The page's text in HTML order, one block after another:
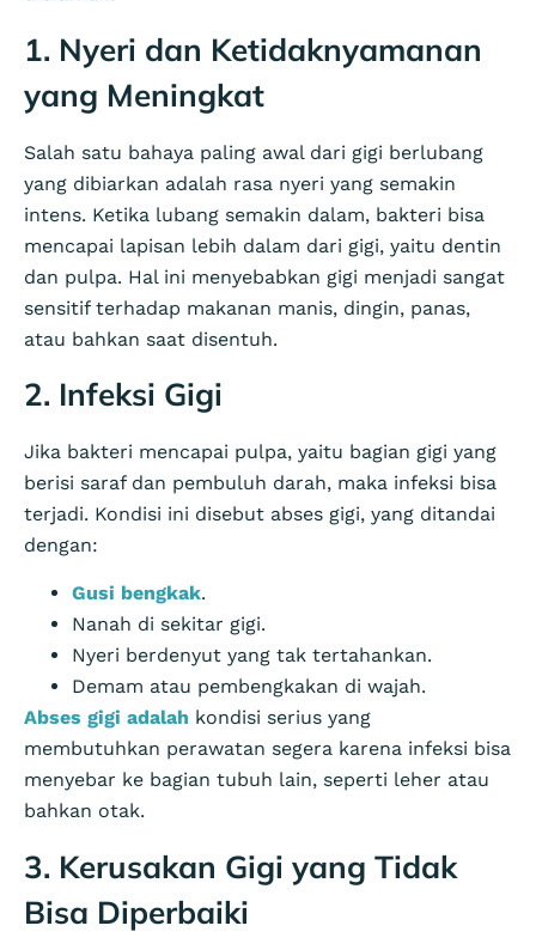
1. Nyeri dan Ketidaknyamanan
yang Meningkat
Salah satu bahaya paling awal dari gigi berlubang
yang dibiarkan adalah rasa nyeri yang semakin
intens. Ketika lubang semakin dalam, bakteri bisa
mencapai lapisan lebih dalam dari gigi, yaitu dentin
dan pulpa. Hal ini menyebabkan gigi menjadi sangat
sensitif terhadap makanan manis, dingin, panas,
atau bahkan saat disentuh.
2. Infeksi Gigi
Jika bakteri mencapai pulpa, yaitu bagian gigi yang
berisi saraf dan pembuluh darah, maka infeksi bisa
terjadi. Kondisi ini disebut abses gigi, yang ditandai
dengan:
Gusi bengkak.
Nanah di sekitar gigi.
Nyeri berdenyut yang tak tertahankan.
Demam atau pembengkakan di wajah.
Abses gigi adalah kondisi serius yang
membutuhkan perawatan segera karena infeksi bisa
menyebar ke bagian tubuh lain, seperti leher atau
bahkan otak.
3. Kerusakan Gigi yang Tidak
Bisa Diperbaiki